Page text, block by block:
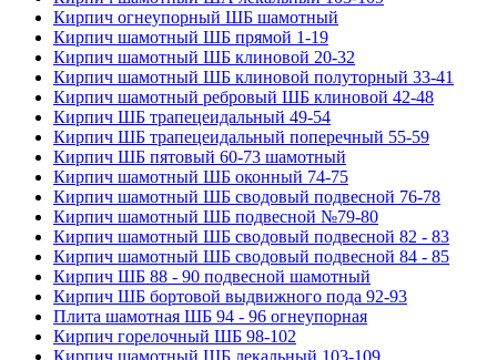
Кирпич огнеупорный ШБ шамотный
Кирпич шамотный ШБ прямой 1-19
Кирпич шамотный ШБ клиновой 20-32
Кирпич шамотный ШБ клиновой полуторный 33-41
Кирпич шамотный ребровый ШБ клиновой 42-48
Кирпич ШБ трапецеидальный 49-54
Кирпич ШБ трапецеидальный поперечный 55-59
Кирпич ШБ пятовый 60-73 шамотный
Кирпич шамотный ШБ оконный 74-75
Кирпич шамотный ШБ сводовый подвесной 76-78
Кирпич шамотный ШБ подвесной №79-80
Кирпич шамотный ШБ сводовый подвесной 82 - 83
Кирпич шамотный ШБ сводовый подвесной 84 - 85
Кирпич ШБ 88 - 90 подвесной шамотный
Кирпич ШБ бортовой выдвижного пода 92-93
Плита шамотная ШБ 94 - 96 огнеупорная
Кирпич горелочный ШБ 98-102
Кирпич шамотный ШБ лекальный 103-109